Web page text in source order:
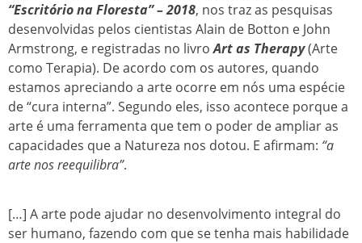
“Escritório na Floresta” – 2018, nos traz as pesquisas
desenvolvidas pelos cientistas Alain de Botton e John
Armstrong, e registradas no livroArt as Therapy(Arte
como Terapia). De acordo com os autores, quando
estamos apreciando a arte ocorre em nós uma espécie
de “cura interna”. Segundo eles, isso acontece porque a
arte é uma ferramenta que tem o poder de ampliar as
capacidades que a Natureza nos dotou. E afirmam: “a
artenos reequilibra”.
[…] A arte pode ajudar no desenvolvimento integral do
ser humano, fazendo com que se tenha mais habilidade